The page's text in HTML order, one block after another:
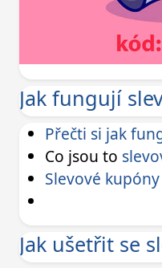
Jak fungují
Přečti si jak
Co jsou to
Slevové kupóny
Jak ušetřit se